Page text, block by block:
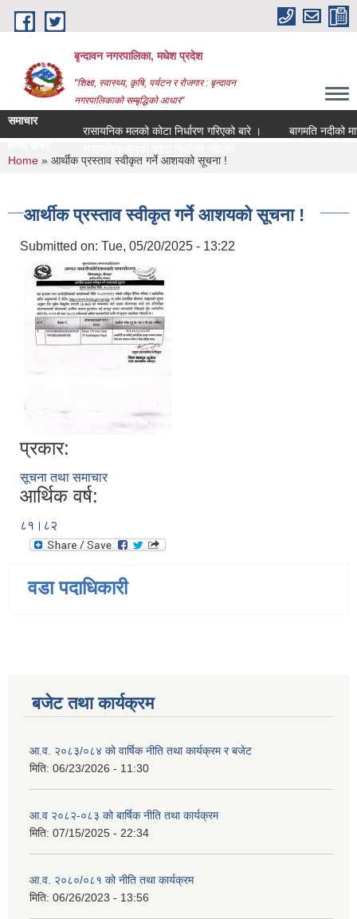
Skip to main content
बृन्दावन नगरपालिका, मधेश प्रदेश
"शिक्षा, स्वास्थ्य, कृषि, पर्यटन र रोजगार : बृन्दावन
नगरपालिकाको सम्बृद्धिको आधार"
समाचार
रासायनिक मलको कोटा निर्धारण गरिएको बारे ।
बागमति नदीको
You are here
Home » आर्थीक प्रस्ताव स्वीकृत गर्ने आशयको सूचना !
आर्थीक प्रस्ताव स्वीकृत गर्ने आशयको सूचना !
Submitted on: Tue, 05/20/2025 - 13:22
प्रकार:
सूचना तथा समाचार
आर्थिक वर्ष:
८१।८२
वडा पदाधिकारी
बजेट तथा कार्यक्रम
आ.व. २०८३/०८४ को वार्षिक नीति तथा कार्यक्रम र बजेट
मिति: 06/23/2026 - 11:30
आ.व २०८२-०८३ को बार्षिक नीति तथा कार्यक्रम
मिति: 07/15/2025 - 22:34
आ.व. २०८०/०८१ को नीति तथा कार्यक्रम
मिति: 06/26/2023 - 13:56